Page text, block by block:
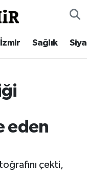
İzmir Sağlık
eden
çekti,